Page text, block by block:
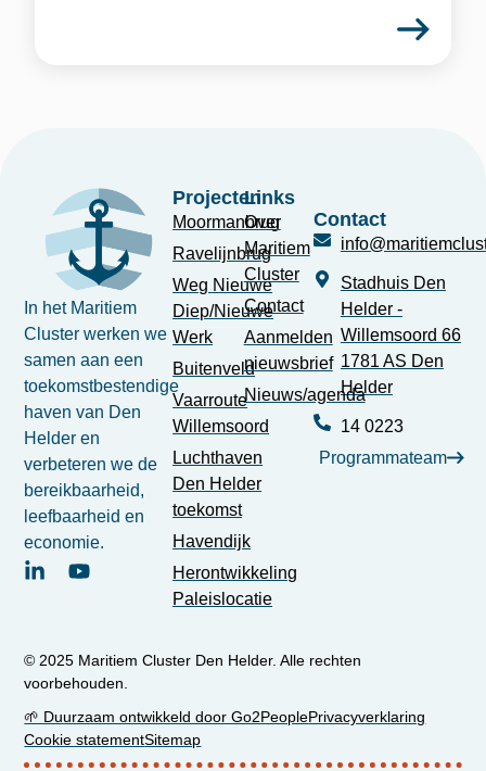
In het Maritiem
Cluster werken we
samen aan een
toekomstbestendige
haven van Den
Helder en
verbeteren we de
bereikbaarheid,
leefbaarheid en
economie.
Contact
Stadhuis Den
Helder -
Willemsoord 66
1781 AS Den
Helder
14 0223
Programmateam
Projecten
Moormanbrug
Ravelijnbrug
Weg Nieuwe
Diep/Nieuwe
Werk
Buitenveld
Vaarroute
Willemsoord
Luchthaven
Den Helder
toekomst
Havendijk
Herontwikkeling
Paleislocatie
Links
Over
Maritiem
Cluster
Contact
Aanmelden
nieuwsbrief
Nieuws/agenda
© 2025 Maritiem Cluster Den Helder. Alle rechten
voorbehouden.
🌱 Duurzaam ontwikkeld door Go2PeoplePrivacyverklaring
Cookie statementSitemap